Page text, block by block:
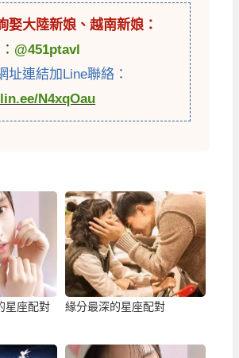
娶大陸新娘 、越南新娘 ：
@451ptavl
址連結加Line聯絡：
N4xqOau
星座配對 緣分最深的星座配對